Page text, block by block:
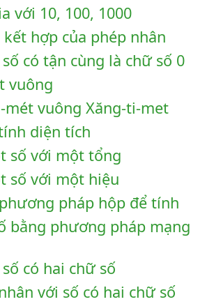
với 10, 100, 1000
hợp của phép nhân
có tận cùng là chữ số 0
vuông
vuông Xăng-ti-met
diện tích
số với một tổng
số với một hiệu
pháp hộp để tính
bằng phương pháp mạng
có hai chữ số
với số có hai chữ số